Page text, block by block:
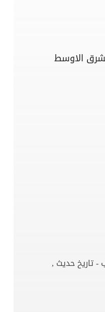
الاوسط
- تاريخ حديث ,